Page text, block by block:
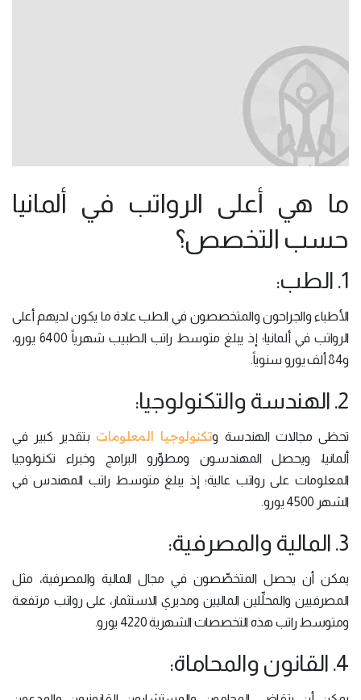
ما هي أعلى الرواتب في ألمانيا
حسب التخصص؟
1. الطب:
الأطباء والجراحون والمتخصصون في الطب عادة ما يكون لديهم أعلى
الرواتب في ألمانيا؛ إذ يبلغ متوسط راتب الطبيب شهرياً 6400 يورو،
و84 ألف يورو سنوياً.
2. الهندسة والتكنولوجيا:
تحظى مجالات الهندسة وتكنولوجيا المعلومات بتقدير كبير في
ألمانيا، ويحصل المهندسون ومطوِّرو البرامج وخبراء تكنولوجيا
المعلومات على رواتب عالية؛ إذ يبلغ متوسط راتب المهندس في
الشهر 4500 يورو.
3. المالية والمصرفية:
يمكن أن يحصل المتخصِّصون في مجال المالية والمصرفية، مثل
المصرفيين والمحلِّلين الماليين ومديري الاستثمار، على رواتب مرتفعة
ومتوسط راتب هذه التخصصات الشهرية 4220 يورو.
4. القانون والمحاماة: